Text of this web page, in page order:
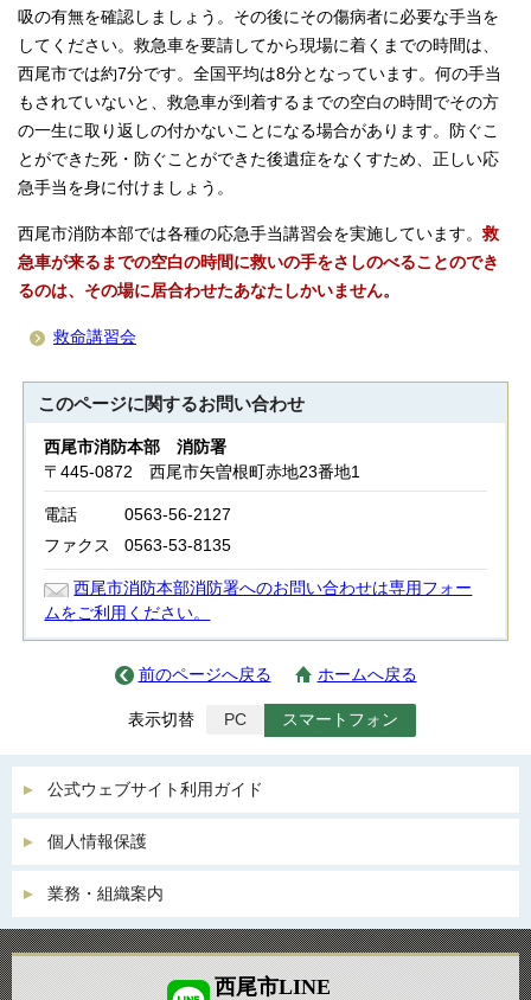
吸の有無を確認しましょう。その後にその傷病者に必要な手当を
してください。救急車を要請してから現場に着くまでの時間は、
西尾市では約7分です。全国平均は8分となっています。何の手当
もされていないと、救急車が到着するまでの空白の時間でその方
の一生に取り返しの付かないことになる場合があります。防ぐこ
とができた死・防ぐことができた後遺症をなくすため、正しい応
急手当を身に付けましょう。
西尾市消防本部では各種の応急手当講習会を実施しています。救
急車が来るまでの空白の時間に救いの手をさしのべることのでき
るのは、その場に居合わせたあなたしかいません。
救命講習会
このページに関するお問い合わせ
西尾市消防本部 消防署
〒445-0872 西尾市矢曽根町赤地23番地1
電話
0563-56-2127
ファクス
0563-53-8135
西尾市消防本部消防署へのお問い合わせは専用フォー
ムをご利用ください。
前のページへ戻る ホームへ戻る
表示切替 PC スマートフォン
公式ウェブサイト利用ガイド
個人情報保護
業務・組織案内
西尾市LINE